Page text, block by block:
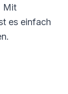
Mit
es einfach